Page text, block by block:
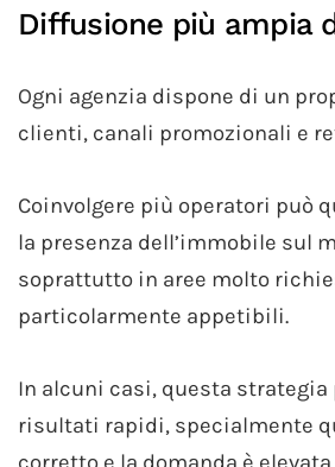
Diffusione più ampia
Ogni agenzia dispone di un
clienti, canali promozionali e
Coinvolgere più operatori può
la presenza dell’immobile sul
soprattutto in aree molto
particolarmente appetibili.
In alcuni casi, questa strategia
risultati rapidi, specialmente